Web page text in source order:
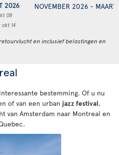
2026
08
14
NOVEMBER 2026 -
en inclusief belastingen en
bestemming. Of u nu
of van een urban jazz festival,
van Amsterdam naar Montreal en